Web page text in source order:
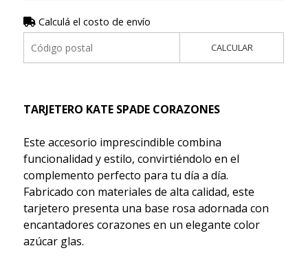
Calculá el costo de envío
CALCULAR
TARJETERO KATE SPADE CORAZONES
Este accesorio imprescindible combina
funcionalidad y estilo, convirtiéndolo en el
complemento perfecto para tu día a día.
Fabricado con materiales de alta calidad, este
tarjetero presenta una base rosa adornada con
encantadores corazones en un elegante color
azúcar glas.